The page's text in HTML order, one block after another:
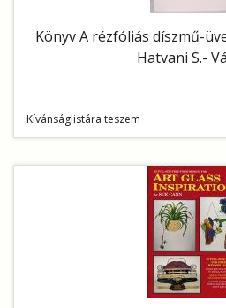
Könyv A rézfóliás díszmű-
Hatvani S.-
Kívánságlistára teszem